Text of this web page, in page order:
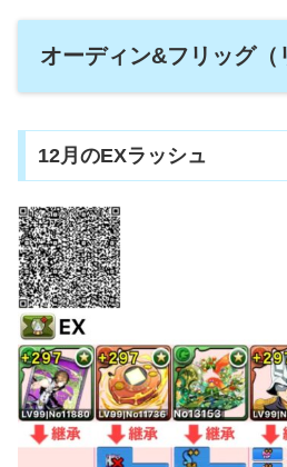
オーディン&フリッグ（
12月のEXラッシュ